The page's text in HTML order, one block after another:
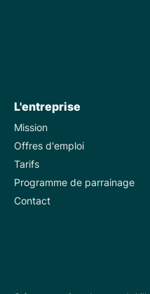
L'entreprise
Mission
Offres d'emploi
Tarifs
Programme de parrainage
Contact